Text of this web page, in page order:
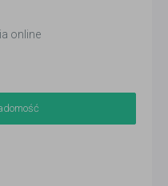
online